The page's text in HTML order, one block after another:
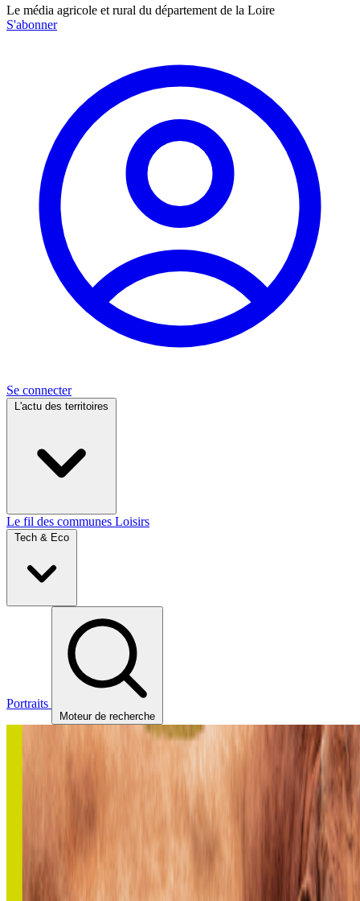
Le média agricole et rural du département de la Loire
S'abonner
Se connecter
L'actu des territoires
Le fil des communes Loisirs
Tech & Eco
Portraits
Moteur de recherche